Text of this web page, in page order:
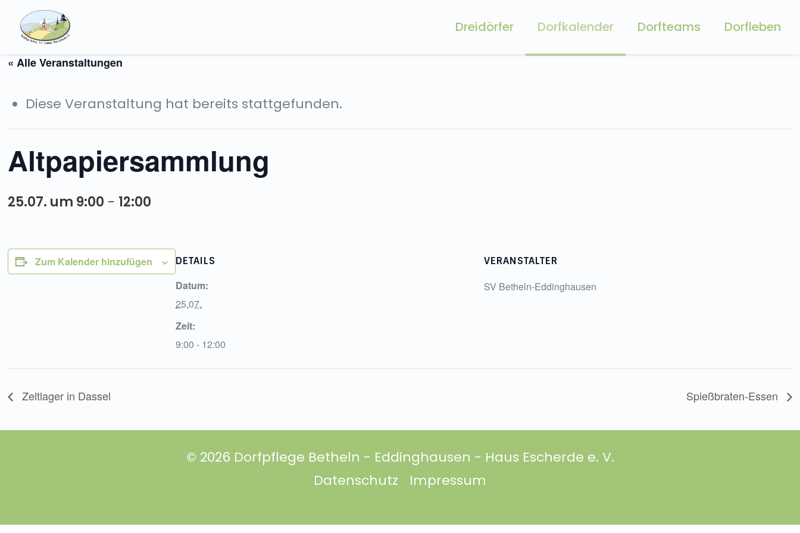
Dreidörfer Dorfkalender Dorfteams Dorfleben
« Alle Veranstaltungen
Diese Veranstaltung hat bereits stattgefunden.
Altpapiersammlung
25.07. um 9:00 - 12:00
Zum Kalender hinzufügen DETAILS
Datum:
25.07.
Zeit:
9:00 - 12:00
VERANSTALTER
SV Betheln-Eddinghausen
Zeltlager in Dassel Spießbraten-Essen
© 2026 Dorfpflege Betheln - Eddinghausen - Haus Escherde e. V.
Datenschutz
Impressum